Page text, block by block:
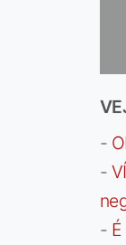
-
-
-